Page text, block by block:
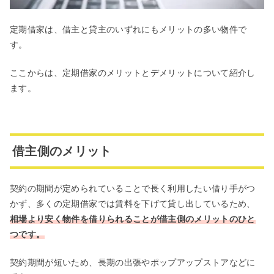
定期借家は、借主と貸主のいずれにもメリットの多い物件で
す。
ここからは、定期借家のメリットとデメリットについて紹介し
ます。
借主側のメリット
契約の期間が定められていることで長く利用したい借り手がつ
かず、多くの定期借家では賃料を下げて貸し出しているため、
相場より安く物件を借りられることが借主側のメリットのひと
つです。
契約期間が短いため、長期の出張やポップアップストアなどに